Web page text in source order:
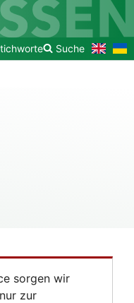
Suche To
the
До
sorgen wir
zur